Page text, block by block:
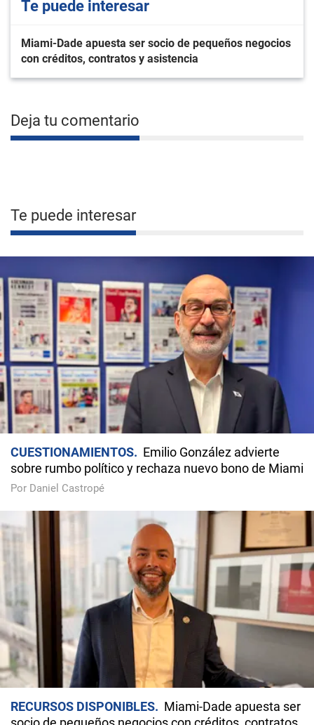
Te puede interesar
Miami-Dade apuesta ser socio de pequeños negocios
con créditos, contratos y asistencia
Deja tu comentario
Te puede interesar
CUESTIONAMIENTOS
Emilio González advierte
sobre rumbo político y rechaza nuevo bono de Miami
Por Daniel Castropé
RECURSOS DISPONIBLES
Miami-Dade apuesta ser